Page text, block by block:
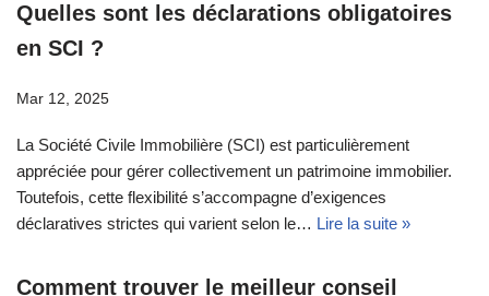
Quelles sont les déclarations obligatoires
en SCI ?
Mar 12, 2025
La Société Civile Immobilière (SCI) est particulièrement
appréciée pour gérer collectivement un patrimoine immobilier.
Toutefois, cette flexibilité s’accompagne d’exigences
déclaratives strictes qui varient selon le… Lire la suite »
Comment trouver le meilleur conseil